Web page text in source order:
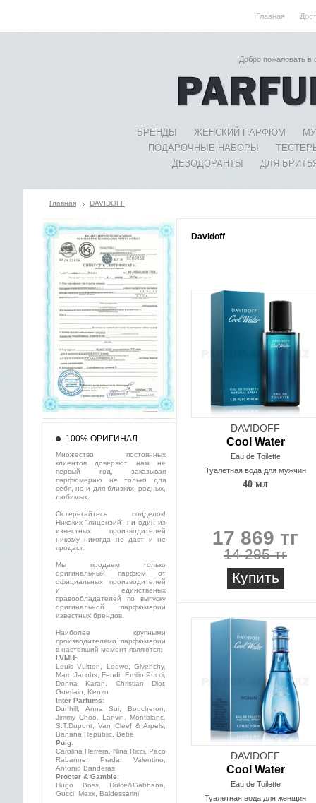
Главная
Добро пожаловать
БРЕНДЫ ЖЕНСКИЙ ПАРФЮМ
ПОДАРОЧНЫЕ НАБОРЫ
ДЕЗОДОРАНТЫ
ДЛЯ
Главная DAVIDOFF
Davidoff
DAVIDOFF
Cool Water
Eau de Toilette
Туалетная вода для мужчин
40 мл
17 869 тг
14 295 тг
Купить
DAVIDOFF
Cool Water
Eau de Toilette
Туалетная вода для женщин
100% ОРИГИНАЛ
Множество постоянных
клиентов доверяют нам не
первый год, заказывая
парфюмерию не только для
себя, но и для близких, родных,
любимых.
Остерегайтесь подделок!
Никаких "лицензий" ни один из
известных производителей
никому никогда не даст и не
продаст.
Мы продаем только
оригинальный парфюм от
официальных производителей
и единственых
правообладателей по выпуску
оригинальной парфюмерии
известных брендов.
Наиболее крупными
производителями парфюмерии
в настоящий момент являются:
LVMH:
Louis Vuitton, Loewe, Givenchy,
Marc Jacobs, Fendi, Emilio Pucci,
Donna Karan, Christian Dior,
Guerlain, Kenzo
Inter Parfums:
Dunhill, Anna Sui, Boucheron,
Jimmy Choo, Lanvin, Montblanc,
S.T.Dupont, Van Cleef & Arpels,
Banana Republic, Bebe
Puig:
Carolina Herrera, Nina Ricci, Paco
Rabanne, Prada, Valentino,
Antonio Banderas
Procter & Gamble:
Hugo Boss, Dolce&Gabbana,
Gucci, Mexx, Baldessarini